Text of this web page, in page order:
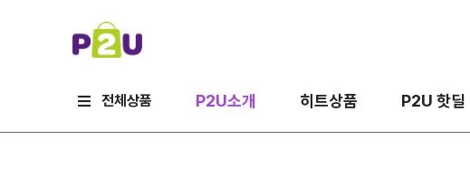
전체상품 P2U소개 히트상품 P2U 핫딜